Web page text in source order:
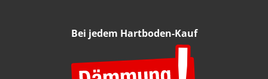
Bei jedem Hartboden-Kauf